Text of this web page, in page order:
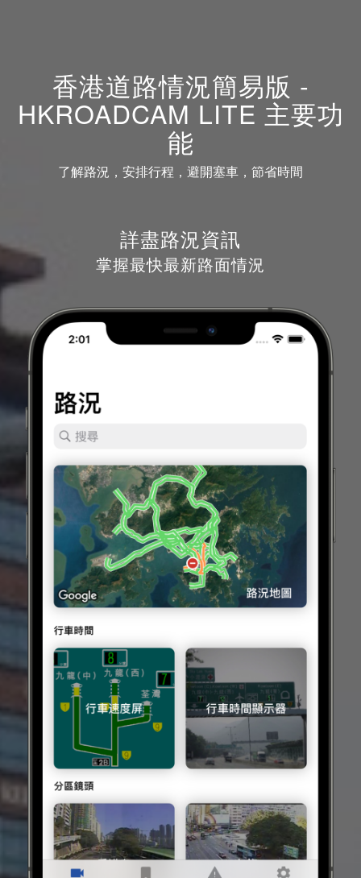
香港道路情況簡易版 -
HKROADCAM LITE 主要功
能
了解路況，安排行程，避開塞車，節省時間
詳盡路況資訊
掌握最快最新路面情況